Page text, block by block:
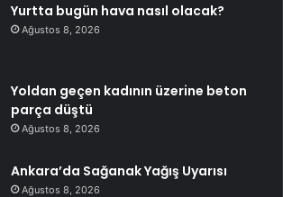
Yurtta bugün hava nasıl olacak?
Ağustos 8, 2026
Yoldan geçen kadının üzerine beton
parça düştü
Ağustos 8, 2026
Ankara’da Sağanak Yağış Uyarısı
Ağustos 8, 2026